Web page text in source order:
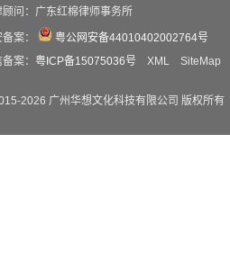
顾问：广东红棉律师事务所
案：
粤公网安备44010402002764号
案： 粤ICP备15075036号 XML SiteMap
2026 广州华想文化科技有限公司 版权所有